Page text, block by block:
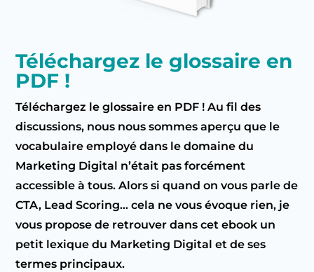
Téléchargez le glossaire en
PDF !
Téléchargez le glossaire en PDF ! Au fil des
discussions, nous nous sommes aperçu que le
vocabulaire employé dans le domaine du
Marketing Digital n’était pas forcément
accessible à tous. Alors si quand on vous parle de
CTA, Lead Scoring… cela ne vous évoque rien, je
vous propose de retrouver dans cet ebook un
petit lexique du Marketing Digital et de ses
termes principaux.